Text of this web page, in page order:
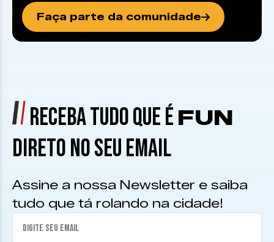
Faça parte da comunidade
RECEBA TUDO QUE É FUN
DIRETO NO SEU EMAIL
Assine a nossa Newsletter e saiba
tudo que tá rolando na cidade!